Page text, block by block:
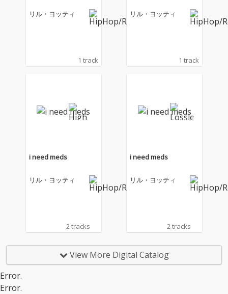
リル・ヨッティ
1 track
リル・ヨッティ
1 track
i need meds
リル・ヨッティ
2 tracks
i need meds
リル・ヨッティ
2 tracks
View More Digital Catalog
Error.
Error.